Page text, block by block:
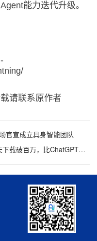
能力迭代升级。
请联系原作者
官宣成立具身智能团队
下一篇 : 尽管限邀，Sora上线不到五天下载破百万，比ChatGPT当年没限制时还快